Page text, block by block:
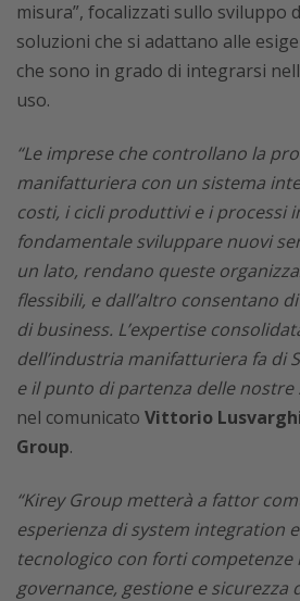
misura”, focalizzati sullo sviluppo
soluzioni che si adattano alle
che sono in grado di integrarsi
uso.
“Le imprese che controllano la
manifatturiera con un sistema
costi, i cicli produttivi e i processi
fondamentale sviluppare nuovi
un lato, rendano queste
flessibili, e dall’altro consentano
di business. L’expertise
dell’industria manifatturiera fa di
e il punto di partenza delle nostre
nel comunicato Vittorio
Group.
“Kirey Group metterà a fattor
esperienza di system integration
tecnologico con forti
governance, gestione e sicurezza